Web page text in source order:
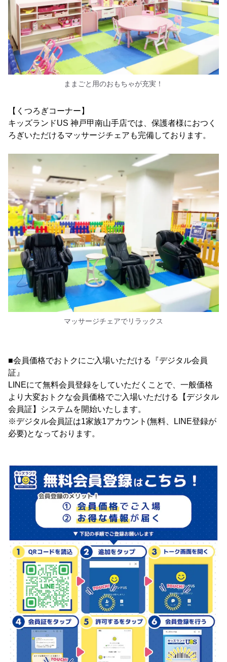
ままごと用のおもちゃが充実！
【くつろぎコーナー】
キッズランドUS 神戸甲南山手店では、保護者様におつく
ろぎいただけるマッサージチェアも完備しております。
マッサージチェアでリラックス
■会員価格でおトクにご入場いただける『デジタル会員
証』
LINEにて無料会員登録をしていただくことで、一般価格
より大変おトクな会員価格でご入場いただける【デジタル
会員証】システムを開始いたします。
※デジタル会員証は1家族1アカウント(無料、LINE登録が
必要)となっております。